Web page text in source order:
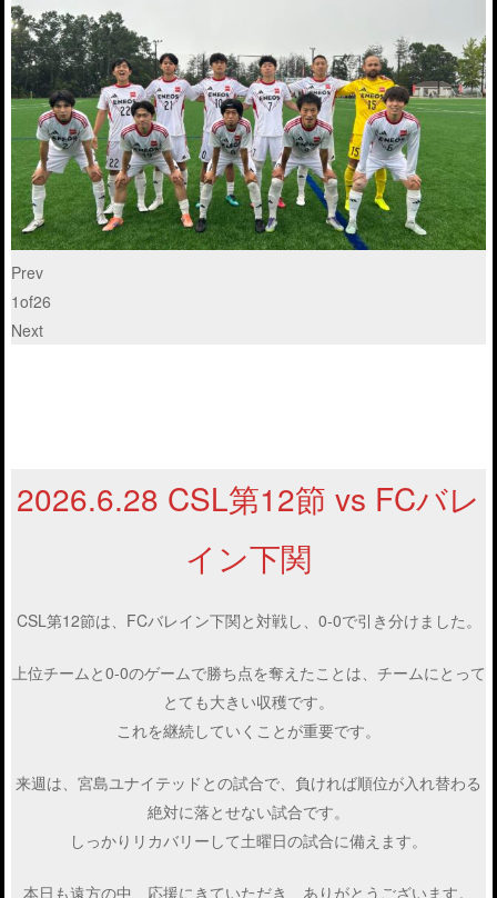
Prev
1of26
Next
2026.6.28 CSL第12節 vs FCバレ
イン下関
CSL第12節は、FCバレイン下関と対戦し、0-0で引き分けました。
上位チームと0-0のゲームで勝ち点を奪えたことは、チームにとって
とても大きい収穫です。
これを継続していくことが重要です。
来週は、宮島ユナイテッドとの試合で、負ければ順位が入れ替わる
絶対に落とせない試合です。
しっかりリカバリーして土曜日の試合に備えます。
本日も遠方の中、応援にきていただき、ありがとうございます。